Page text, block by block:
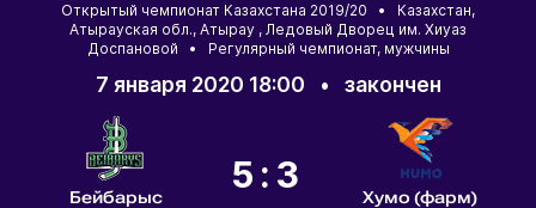
Открытый чемпионат Казахстана 2019/20 • Казахстан,
Атырауская обл., Атырау , Ледовый Дворец им. Хиуаз
Доспановой • Регулярный чемпионат, мужчины
7 января 2020 18:00 • закончен
Бейбарыс
5:3
Хумо (фарм)